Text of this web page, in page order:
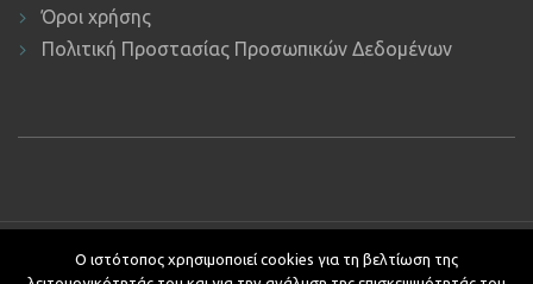
Όροι χρήσης
Πολιτική Προστασίας Προσωπικών Δεδομένων
Copyright © 2019 ΕΚΔΔΑ.Υποστήριξη ιστοτόπου: Τμήμα
Εφαρμογών Πληροφορικής.
Ο ιστότοπος χρησιμοποιεί cookies για τη βελτίωση της